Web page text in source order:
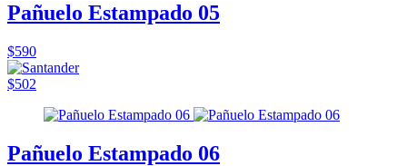
Pañuelo Estampado 05
$590
$502
Pañuelo Estampado 06